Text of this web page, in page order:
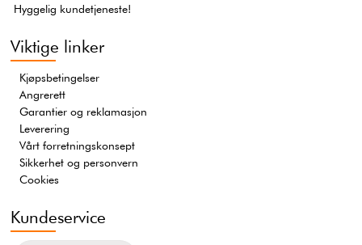
Hyggelig kundetjeneste!
Viktige linker
Kjøpsbetingelser
Angrerett
Garantier og reklamasjon
Leverering
Vårt forretningskonsept
Sikkerhet og personvern
Cookies
Kundeservice